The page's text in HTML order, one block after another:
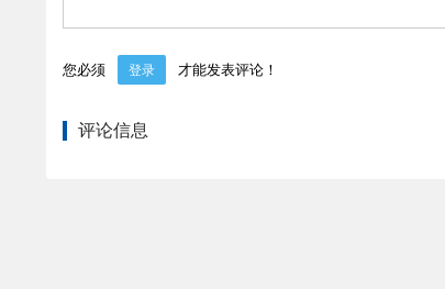
您必须 登录 才能发表评论！
评论信息